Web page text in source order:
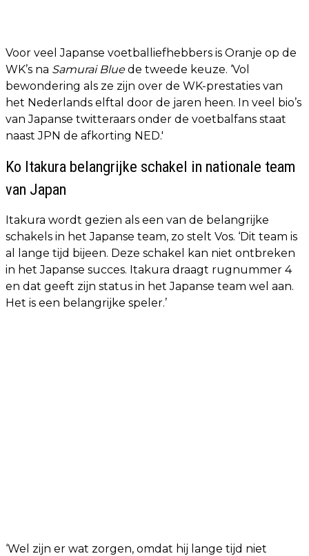
Voor veel Japanse voetballiefhebbers is Oranje op de
WK’s na Samurai Bluede tweede keuze. ‘Vol
bewondering als ze zijn over de WK-prestaties van
het Nederlands elftal door de jaren heen. In veel bio’s
van Japanse twitteraars onder de voetbalfans staat
naast JPN de afkorting NED.'
Ko Itakura belangrijke schakel in nationale team
van Japan
Itakura wordt gezien als een van de belangrijke
schakels in het Japanse team, zo stelt Vos. ‘Dit team is
al lange tijd bijeen. Deze schakel kan niet ontbreken
in het Japanse succes. Itakura draagt rugnummer 4
en dat geeft zijn status in het Japanse team wel aan.
Het is een belangrijke speler.’
‘Wel zijn er wat zorgen, omdat hij lange tijd niet